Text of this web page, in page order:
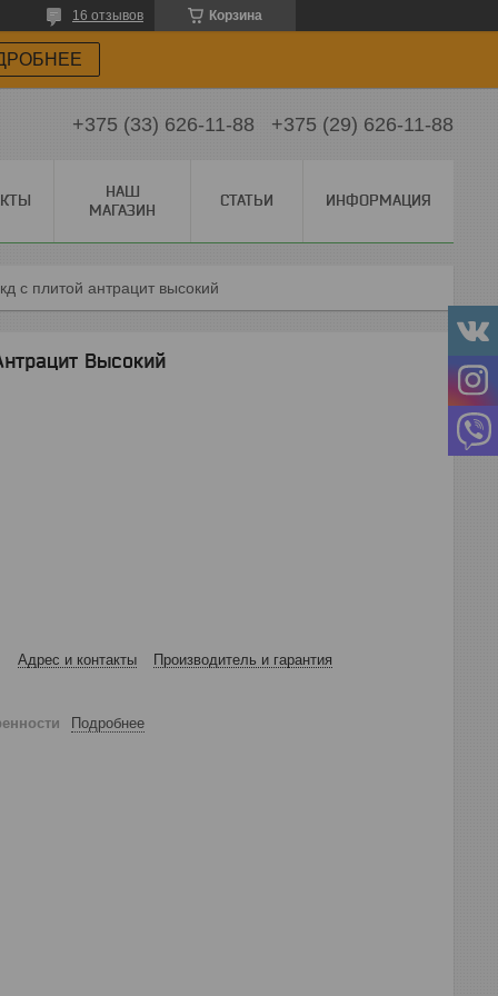
Корзина
16 отзывов
+375 (33) 626-11-88 +375 (29) 626-11-88
НАШ
МАГАЗИН
СТАТЬИ ИНФОРМАЦИЯ
с плитой антрацит высокий
Высокий
Адрес и контакты Производитель и гарантия
Подробнее